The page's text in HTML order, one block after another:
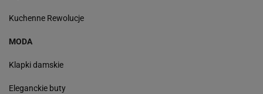
Kuchenne Rewolucje
MODA
Klapki damskie
Eleganckie buty